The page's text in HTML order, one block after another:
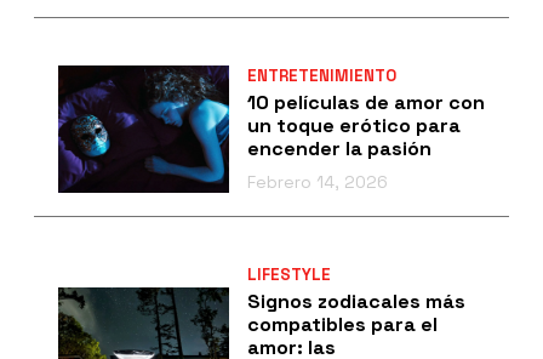
ENTRETENIMIENTO
10 películas de amor con
un toque erótico para
encender la pasión
Febrero 14, 2026
LIFESTYLE
Signos zodiacales más
compatibles para el
amor: las